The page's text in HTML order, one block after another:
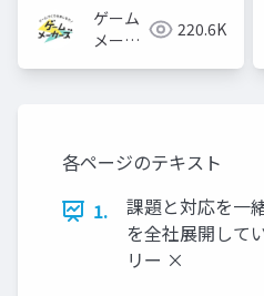
ゲーム
メーカ
220.6K
各ページのテキスト
1.
課題と対応を一
を全社展開して
リー ×